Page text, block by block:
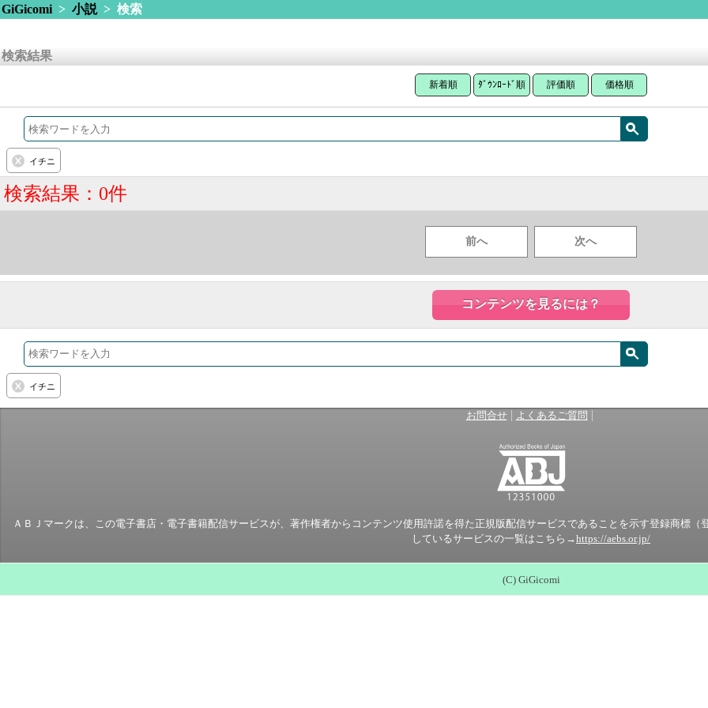
GiGicomi> 小説> 検索
検索結果
新着順 ﾀﾞｳﾝﾛｰﾄﾞ順 評価順 価格順
イチニ
検索結果：0件
前へ 次へ
コンテンツを見るには？
イチニ
お問合せ| よくあるご質問 |
ＡＢＪマークは、この電子書店・電子書籍配信サービスが、著作権者からコンテンツ使用許諾を得た正規版配信サービスであることを示す登録商標
しているサービスの一覧はこちら→https://aebs.or.jp/
(C) GiGicomi